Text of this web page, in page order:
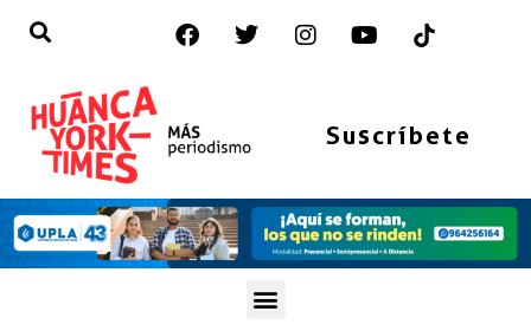
Suscríbete